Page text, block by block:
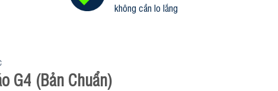
không cần lo lắng
G4 (Bản Chuẩn)